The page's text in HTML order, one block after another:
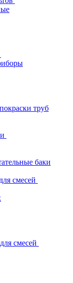
труб
баки
смесей
смесей